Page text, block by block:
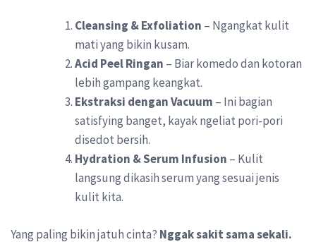
Cleansing & Exfoliation – Ngangkat kulit
mati yang bikin kusam.
Acid Peel Ringan – Biar komedo dan kotoran
lebih gampang keangkat.
Ekstraksi dengan Vacuum – Ini bagian
satisfying banget, kayak ngeliat pori-pori
disedot bersih.
Hydration & Serum Infusion – Kulit
langsung dikasih serum yang sesuai jenis
kulit kita.
Yang paling bikin jatuh cinta? Nggak sakit sama sekali.